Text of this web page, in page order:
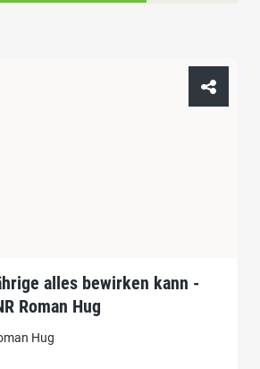
alles bewirken kann -
Roman Hug
Hug